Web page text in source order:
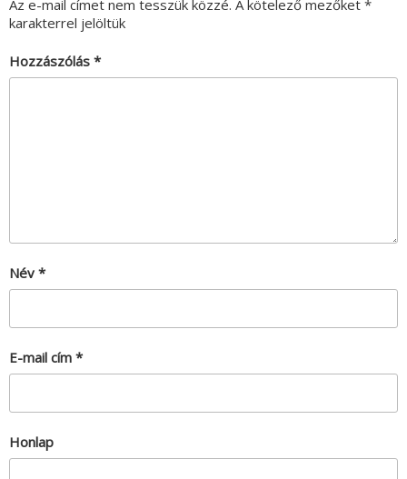
Az e-mail címet nem tesszük közzé. A kötelező mezőket *
karakterrel jelöltük
Hozzászólás *
Név *
E-mail cím *
Honlap